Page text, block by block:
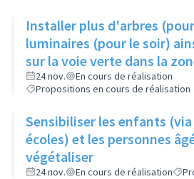
Installer plus d'arbres
luminaires (pour le soir)
sur la voie verte dans la
et la rue de l'Industrie
24 nov.
En cours de réalisation
Propositions en cours de réalisation
Sensibiliser les enfants
écoles) et les personnes
végétaliser
24 nov. En cours de réalisation